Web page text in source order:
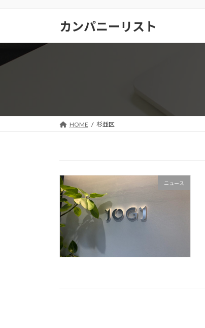
ン
へ
プ
ー
ョ
動
カンパニーリスト
HOME 杉並区
ニュース